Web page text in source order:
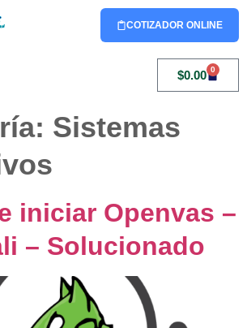
COTIZADOR ONLINE
$0.00 0
Sistemas
iniciar Openvas –
– Solucionado